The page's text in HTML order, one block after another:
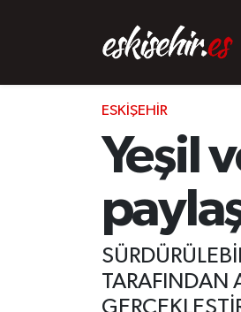
ESKIŞEHIR
Yeşil
TARAFINDAN